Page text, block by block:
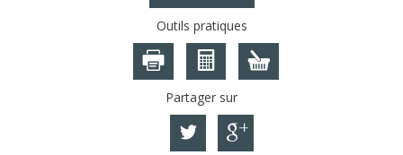
Outils pratiques
Partager sur